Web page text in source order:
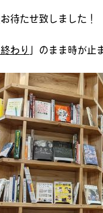
待たせ致しました！
わり 」のまま時が